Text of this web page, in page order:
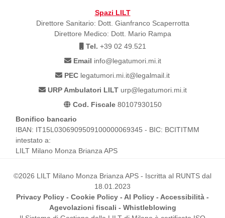
Spazi LILT
Direttore Sanitario: Dott. Gianfranco Scaperrotta
Direttore Medico: Dott. Mario Rampa
Tel. +39 02 49.521
Email info@legatumori.mi.it
PEC legatumori.mi.it@legalmail.it
URP Ambulatori LILTurp@legatumori.mi.it
Cod. Fiscale80107930150
Bonifico bancario
IBAN: IT15L0306909509100000069345 - BIC: BCITITMM
intestato a:
LILT Milano Monza Brianza APS
©2026 LILT Milano Monza Brianza APS - Iscritta al RUNTS dal
18.01.2023
Privacy Policy - Cookie Policy - AI Policy - Accessibilità -
Agevolazioni fiscali - Whistleblowing